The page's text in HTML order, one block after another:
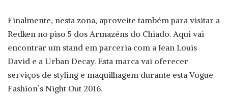
Finalmente, nesta zona, aproveite também para visitar a
Redken no piso 5 dos Armazéns do Chiado. Aqui vai
encontrar um stand em parceria com a Jean Louis
David e a Urban Decay. Esta marca vai oferecer
serviços de styling e maquilhagem durante esta Vogue
Fashion’s Night Out 2016.